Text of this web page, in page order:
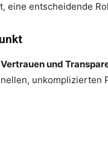
eine entscheidende
Vertrauen und
unkomplizierten